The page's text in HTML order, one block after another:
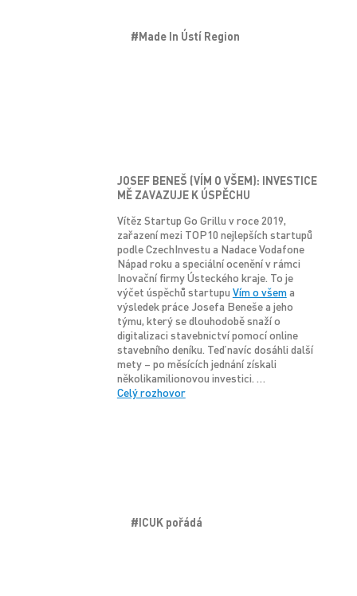
#Made In Ústí Region
JOSEF BENEŠ (VÍM O VŠEM): INVESTICE
MĚZAVAZUJE K ÚSPĚCHU
Vítěz Startup Go Grillu v roce 2019,
zařazení mezi TOP10 nejlepších startupů
podle CzechInvestu a Nadace Vodafone
Nápad roku a speciální ocenění v rámci
Inovační firmy Ústeckého kraje. To je
výčet úspěchů startupu Vím o všema
výsledek práce Josefa Beneše a jeho
týmu, který se dlouhodobě snaží o
digitalizaci stavebnictví pomocí online
stavebního deníku. Teď navíc dosáhli další
mety – po měsících jednání získali
několikamilionovou investici. …
Celý rozhovor
#ICUK pořádá